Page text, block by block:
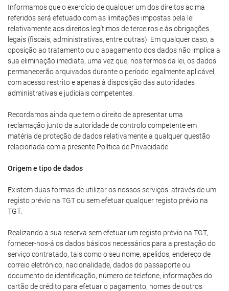
Informamos que o exercício de qualquer um dos direitos acima
referidos será efetuado com as limitações impostas pela lei
relativamente aos direitos legítimos de terceiros e às obrigações
legais (fiscais, administrativas, entre outras). Em qualquer caso, a
oposição ao tratamento ou o apagamento dos dados não implica a
sua eliminação imediata, uma vez que, nos termos da lei, os dados
permanecerão arquivados durante o período legalmente aplicável,
com acesso restrito e apenas à disposição das autoridades
administrativas e judiciais competentes.
Recordamos ainda que tem o direito de apresentar uma
reclamação junto da autoridade de controlo competente em
matéria de proteção de dados relativamente a qualquer questão
relacionada com a presente Política de Privacidade.
Origem e tipo de dados
Existem duas formas de utilizar os nossos serviços: através de um
registo prévio na TGT ou sem efetuar qualquer registo prévio na
TGT.
Realizando a sua reserva sem efetuar um registo prévio na TGT,
fornecer-nos-á os dados básicos necessários para a prestação do
serviço contratado, tais como o seu nome, apelidos, endereço de
correio eletrónico, nacionalidade, dados do passaporte ou
documento de identificação, número de telefone, informações do
cartão de crédito para efetuar o pagamento, nomes de outros